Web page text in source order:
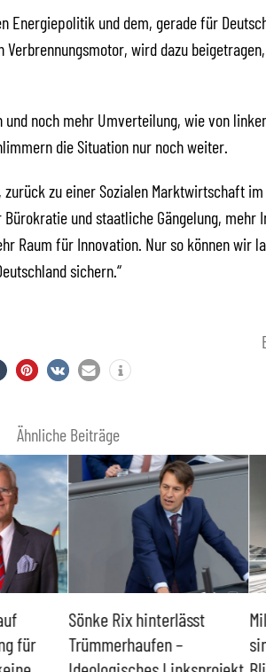
Energiepolitik und dem, gerade für
Verbrennungsmotor, wird dazu
und noch mehr Umverteilung, wie von
die Situation nur noch weiter.
zu einer Sozialen Marktwirtschaft im
und staatliche Gängelung, mehr
Raum für Innovation. Nur so können wir
sichern.“
Ähnliche Beiträge
für
Sönke Rix hinterlässt
Trümmerhaufen –